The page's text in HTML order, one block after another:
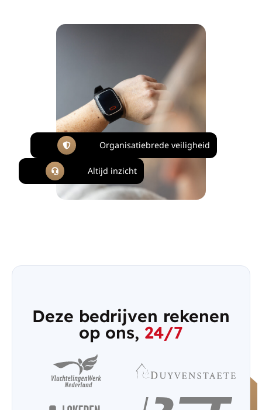
Organisatiebrede veiligheid
Altijd inzicht
Deze bedrijven rekenen
op ons, 24/7